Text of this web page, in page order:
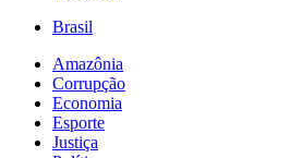
Brasil
Amazônia
Corrupção
Economia
Esporte
Justiça